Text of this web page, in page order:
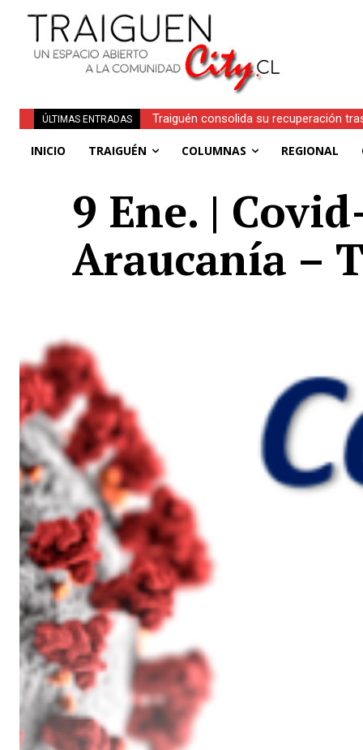
ÚLTIMAS ENTRADAS
Traiguén consolida su recuperación
INICIO TRAIGUÉN COLUMNAS REGIONAL
9 Ene. |
Araucanía –